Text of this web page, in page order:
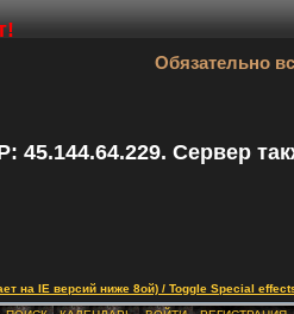
Обязательно
45.144.64.229. Сервер
на IE версий ниже 8ой) / Toggle Special